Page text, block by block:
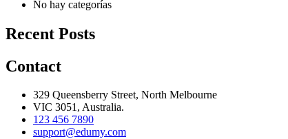
No hay categorías
Recent Posts
Contact
329 Queensberry Street, North Melbourne
VIC 3051, Australia.
123 456 7890
support@edumy.com